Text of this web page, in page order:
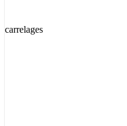
carrelages